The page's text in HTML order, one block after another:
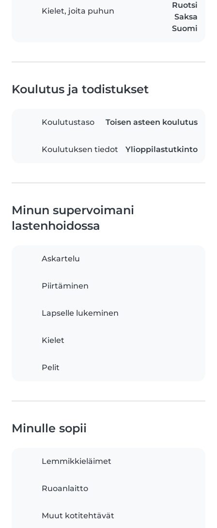
Kielet, joita puhun
Ruotsi
Saksa
Suomi
Koulutus ja todistukset
Koulutustaso Toisen asteen koulutus
Koulutuksen tiedot Ylioppilastutkinto
Minun supervoimani
lastenhoidossa
Askartelu
Piirtäminen
Lapselle lukeminen
Kielet
Pelit
Minulle sopii
Lemmikkieläimet
Ruoanlaitto
Muut kotitehtävät